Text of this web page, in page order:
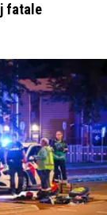
fatale